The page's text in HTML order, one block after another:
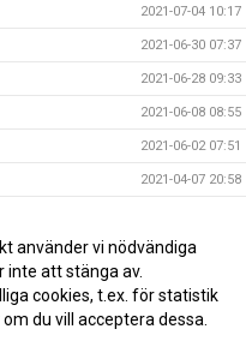
2021-07-04 10:17
2021-06-30 07:37
2021-06-28 09:33
2021-06-08 08:55
2021-06-02 07:51
2021-04-07 20:58
2021-02-10 16:58
2020-11-05 10:42
använder vi nödvändiga
inte att stänga av.
cookies, t.ex. för statistik
du vill acceptera dessa.